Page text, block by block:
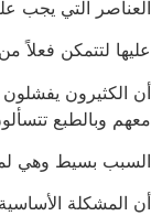
العناصر التي يجب
عليها لتتمكن فعلاً
أن الكثيرون يفشلون
معهم وبالطبع
السبب بسيط وهي
أن المشكلة